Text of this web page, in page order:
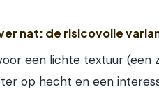
nat: de risicovolle
een lichte textuur (een
op hecht en een